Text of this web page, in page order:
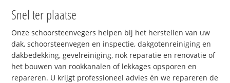
Snel ter plaatse
Onze schoorsteenvegers helpen bij het herstellen van uw
dak, schoorsteenvegen en inspectie, dakgotenreiniging en
dakbedekking, gevelreiniging, nok reparatie en renovatie of
het bouwen van rookkanalen of lekkages opsporen en
repareren. U krijgt professioneel advies én we repareren de